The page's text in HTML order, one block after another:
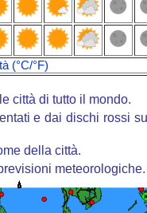
(°C/°F)
città di tutto il mondo.
e dai dischi rossi
della città.
meteorologiche.